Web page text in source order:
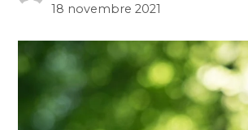
18 novembre 2021